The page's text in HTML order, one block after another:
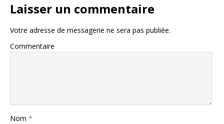
Laisser un commentaire
Votre adresse de messagerie ne sera pas publiée.
Commentaire
Nom *